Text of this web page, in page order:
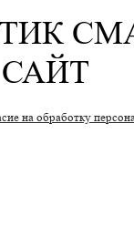
на обработку